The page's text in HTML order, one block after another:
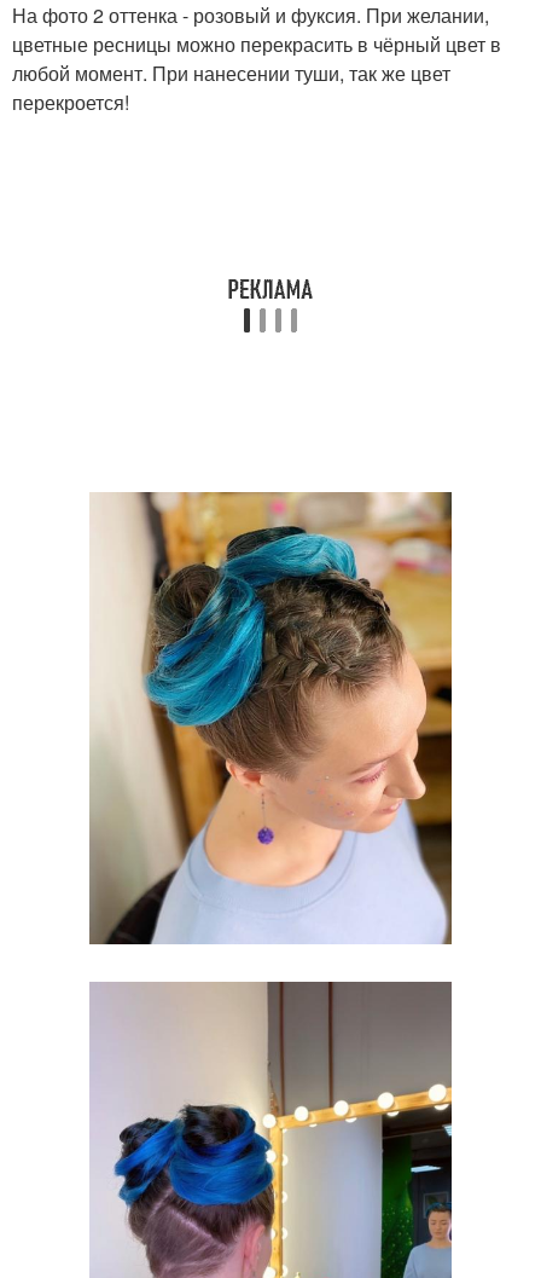
На фото 2 оттенка - розовый и фуксия. При желании,
цветные ресницы можно перекрасить в чёрный цвет в
любой момент. При нанесении туши, так же цвет
перекроется!